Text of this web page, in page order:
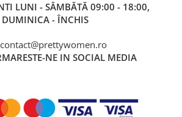
LUNI - SÂMBĂTĂ 09:00 - 18:00,
DUMINICA - ÎNCHIS
contact@prettywomen.ro
NE IN SOCIAL MEDIA